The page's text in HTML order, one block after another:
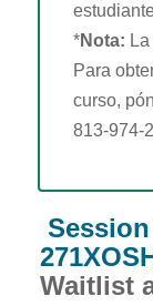
*Nota:
Para
curso,
813-974-
Waitlist